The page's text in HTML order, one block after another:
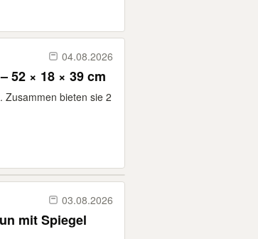
04.08.2026
52 × 18 × 39 cm
Zusammen bieten sie 2
03.08.2026
mit Spiegel